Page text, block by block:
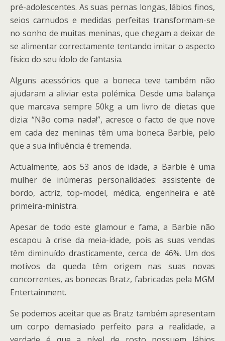
pré-adolescentes. As suas pernas longas, lábios finos,
seios carnudos e medidas perfeitas transformam-se
no sonho de muitas meninas, que chegam a deixar de
se alimentar correctamente tentando imitar o aspecto
físico do seu ídolo de fantasia.
Alguns acessórios que a boneca teve também não
ajudaram a aliviar esta polémica. Desde uma balança
que marcava sempre 50kg a um livro de dietas que
dizia: “Não coma nada!”, acresce o facto de que nove
em cada dez meninas têm uma boneca Barbie, pelo
que a sua influência é tremenda.
Actualmente, aos 53 anos de idade, a Barbie é uma
mulher de inúmeras personalidades: assistente de
bordo, actriz, top-model, médica, engenheira e até
primeira-ministra.
Apesar de todo este glamour e fama, a Barbie não
escapou à crise da meia-idade, pois as suas vendas
têm diminuído drasticamente, cerca de 46%. Um dos
motivos da queda têm origem nas suas novas
concorrentes, as bonecas Bratz, fabricadas pela MGM
Entertainment.
Se podemos aceitar que as Bratz também apresentam
um corpo demasiado perfeito para a realidade, a